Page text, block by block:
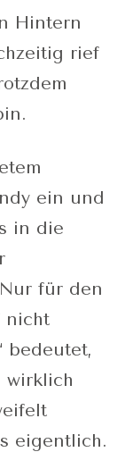
Hintern
rief
ein und
in die
für den
nicht
bedeutet,
wirklich
eigentlich.